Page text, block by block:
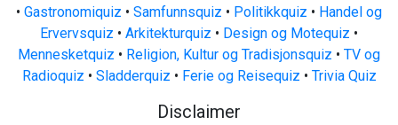
• Gastronomiquiz • Samfunnsquiz • Politikkquiz • Handel og
Ervervsquiz • Arkitekturquiz • Design og Motequiz •
Mennesketquiz • Religion, Kultur og Tradisjonsquiz • TV og
Radioquiz • Sladderquiz • Ferie og Reisequiz • Trivia Quiz
Disclaimer